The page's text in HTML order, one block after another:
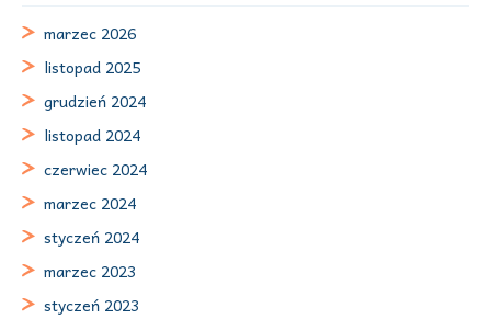
marzec 2026
listopad 2025
grudzień 2024
listopad 2024
czerwiec 2024
marzec 2024
styczeń 2024
marzec 2023
styczeń 2023